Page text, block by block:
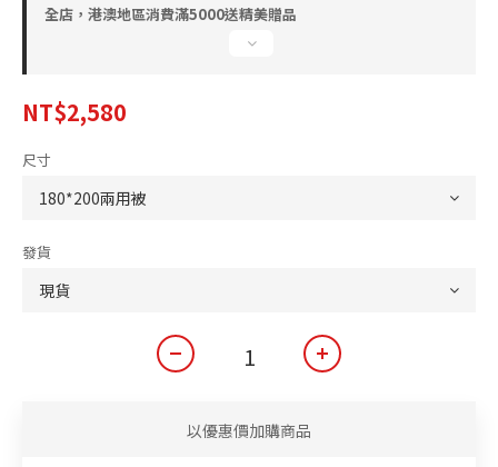
全店，港澳地區消費滿5000送精美贈品
NT$2,580
尺寸
發貨
以優惠價加購商品